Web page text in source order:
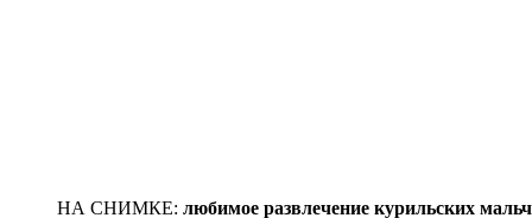
НА СНИМКЕ: любимое развлечение курильских